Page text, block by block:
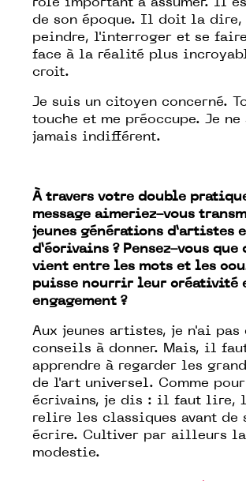
rôle important à assumer. Il
de son époque. Il doit la dire,
peindre, l'interroger et se
face à la réalité plus
croit.
Je suis un citoyen concerné.
touche et me préoccupe. Je ne
jamais indifférent.
À travers votre double
message aimeriez-vous
jeunes générations d’artistes
d’écrivains ? Pensez-vous
vient entre les mots et les
puisse nourrir leur créativité
engagement ?
Aux jeunes artistes, je n'ai pas
conseils à donner. Mais, il
apprendre à regarder les
de l'art universel. Comme
écrivains, je dis : il faut lire,
relire les classiques avant de
écrire. Cultiver par ailleurs la
modestie.